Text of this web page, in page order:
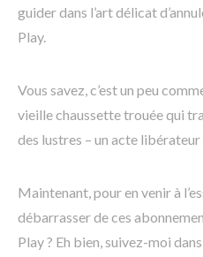
guider dans l’art délicat
Play.
Vous savez, c’est un peu
vieille chaussette trouée qui
des lustres – un acte
Maintenant, pour en venir à
débarrasser de ces
Play ? Eh bien, suivez-moi